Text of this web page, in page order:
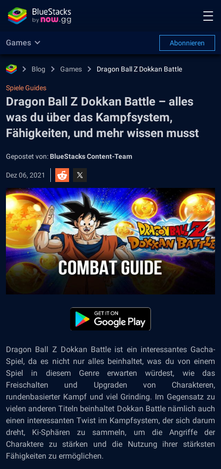
Games Abonnieren
Blog Games Dragon Ball Z Dokkan Battle
Spiele Guides
Dragon Ball Z Dokkan Battle – alles
was du über das Kampfsystem,
Fähigkeiten, und mehr wissen musst
Gepostet von: BlueStacks Content-Team
Dez 06, 2021
Dragon Ball Z Dokkan Battle ist ein interessantes Gacha-
Spiel, da es nicht nur alles beinhaltet, was du von einem
Spiel in diesem Genre erwarten würdest, wie das
Freischalten und Upgraden von Charakteren,
rundenbasierter Kampf und viel Grinding. Im Gegensatz zu
vielen anderen Titeln beinhaltet Dokkan Battle nämlich auch
einen interessanten Twist im Kampfsystem, der sich darum
dreht, Ki-Sphären zu sammeln, um die Angriffe der
Charaktere zu stärken und die Nutzung ihrer stärksten
Fähigkeiten zu ermöglichen.